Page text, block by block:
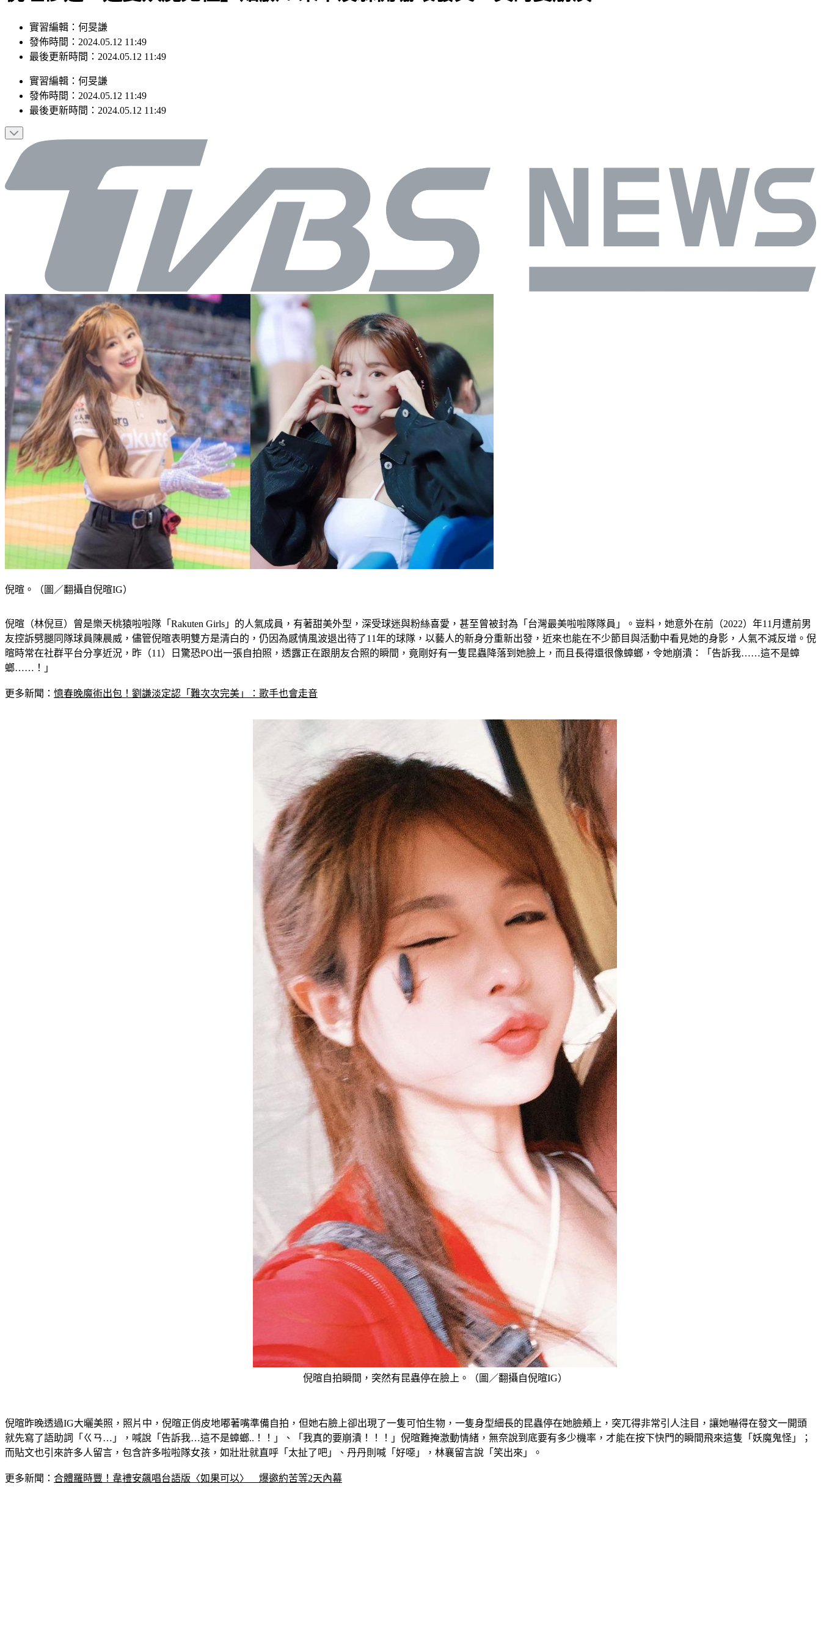
實習編輯：何旻謙
發佈時間：2024.05.12 11:49
最後更新時間：2024.05.12 11:49
實習編輯 ： 何旻謙
發佈時間： 2024.05.12 11:49
最後更新時間： 2024.05.12 11:49
倪暄。（圖／翻攝自倪暄IG）
倪暄（林倪亘）曾是樂天桃猿啦啦隊「Rakuten Girls」的人氣成員，有著甜美外型，深受球迷與粉絲喜愛，甚至曾被封為「台灣最美啦啦隊隊員」。豈料，她意外在前（2022）年11月遭前男
友控訴劈腿同隊球員陳晨威，儘管倪暄表明雙方是清白的，仍因為感情風波退出待了11年的球隊，以藝人的新身分重新出發，近來也能在不少節目與活動中看見她的身影，人氣不減反增。倪
暄時常在社群平台分享近況，昨（11）日驚恐PO出一張自拍照，透露正在跟朋友合照的瞬間，竟剛好有一隻昆蟲降落到她臉上，而且長得還很像蟑螂，令她崩潰：「告訴我……這不是蟑
螂……！」
更多新聞： 憶春晚魔術出包！劉謙淡定認「難次次完美」：歌手也會走音
倪暄自拍瞬間，突然有昆蟲停在臉上。（圖／翻攝自倪暄IG）
倪暄昨晚透過IG大曬美照，照片中，倪暄正俏皮地嘟著嘴準備自拍，但她右臉上卻出現了一隻可怕生物，一隻身型細長的昆蟲停在她臉頰上，突兀得非常引人注目，讓她嚇得在發文一開頭
就先寫了語助詞「ㄍㄢ…」，喊說「告訴我…這不是蟑螂..！！」、「我真的要崩潰！！！」倪暄難掩激動情緒，無奈說到底要有多少機率，才能在按下快門的瞬間飛來這隻「妖魔鬼怪」；
而貼文也引來許多人留言，包含許多啦啦隊女孩，如壯壯就直呼「太扯了吧」、丹丹則喊「好噁」，林襄留言說「笑出來」。
更多新聞： 合體羅時豐！韋禮安飆唱台語版〈如果可以〉　爆邀約苦等2天內幕